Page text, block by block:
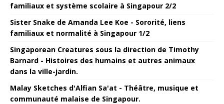
familiaux et système scolaire à Singapour 2/2
Sister Snake de Amanda Lee Koe - Sororité, liens
familiaux et normalité à Singapour 1/2
Singaporean Creatures sous la direction de Timothy
Barnard - Histoires des humains et autres animaux
dans la ville-jardin.
Malay Sketches d'Alfian Sa'at - Théâtre, musique et
communauté malaise de Singapour.